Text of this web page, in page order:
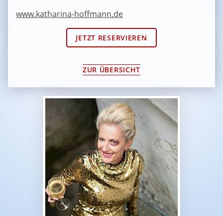
www.katharina-hoffmann.de
JETZT RESERVIEREN
ZUR ÜBERSICHT